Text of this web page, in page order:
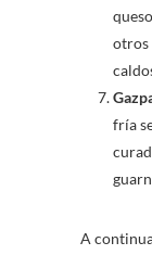
otros
fría
A